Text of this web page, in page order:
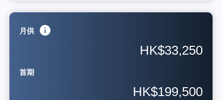
月供
HK$33,250
首期
HK$199,500